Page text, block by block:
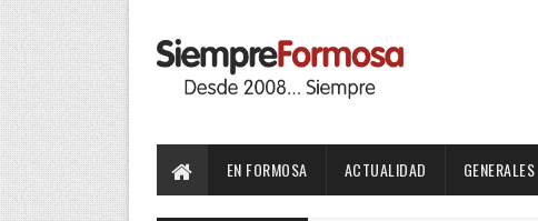
EN FORMOSA ACTUALIDAD GENERALES